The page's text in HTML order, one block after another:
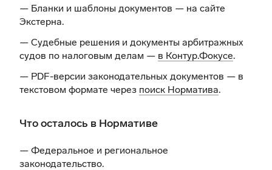
— Бланки и шаблоны документов — на сайте
Экстерна.
— Судебные решения и документы арбитражных
судов по налоговым делам — в Контур.Фокусе.
— PDF-версии законодательных документов — в
текстовом формате через поиск Норматива.
Что осталось в Нормативе
— Федеральное и региональное
законодательство.